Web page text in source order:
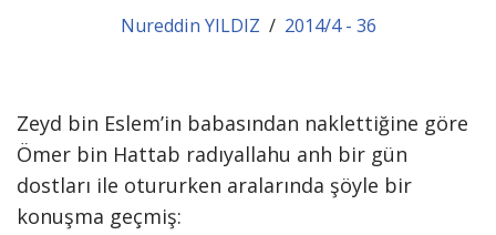
Nureddin YILDIZ 2014/4 - 36
Zeyd bin Eslem’in babasından naklettiğine göre
Ömer bin Hattab radıyallahu anh bir gün
dostları ile otururken aralarında şöyle bir
konuşma geçmiş: